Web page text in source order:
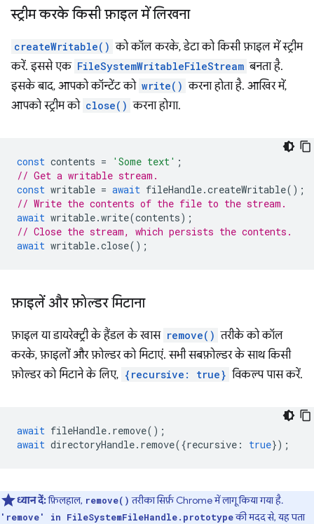
स्ट्रीम करके किसी फ़ाइल में लिखना
createWritable() को कॉल करके, डेटा को किसी फ़ाइल में स्ट्रीम
करें. इससे एक FileSystemWritableFileStream बनता है.
इसके बाद, आपको कॉन्टेंट को write() करना होता है. आखिर में,
आपको स्ट्रीम को close() करना होगा.
const contents = 'Some text' ;
// Get a writable stream.
const writable = await fileHandle.createWritable();
// Write the contents of the file to the stream.
await writable.write(contents);
// Close the stream, which persists the contents.
await writable.close();
फ़ाइलें और फ़ोल्डर मिटाना
फ़ाइल या डायरेक्ट्री के हैंडल के खास remove() तरीके को कॉल
करके, फ़ाइलों और फ़ोल्डर को मिटाएं. सभी सबफ़ोल्डर के साथ किसी
फ़ोल्डर को मिटाने के लिए, {recursive: true} विकल्प पास करें.
await fileHandle. remove();
await directoryHandle. remove({recursive : true});
ध्यान दें:फ़िलहाल, remove() तरीका सिर्फ़ Chrome में लागू किया गया है.
'remove' in FileSystemFileHandle.prototypeकी मदद से, यह पता